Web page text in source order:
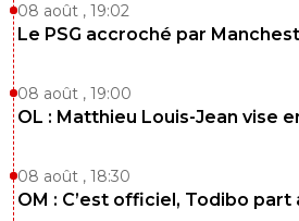
08 août , 19:02
Le PSG accroché par
08 août , 19:00
OL : Matthieu Louis-Jean vise
08 août , 18:30
OM : C’est officiel, Todibo part